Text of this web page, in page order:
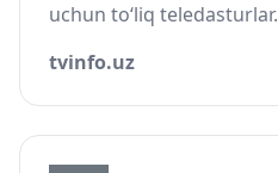
uchun to‘liq teledasturlar.
tvinfo.uz